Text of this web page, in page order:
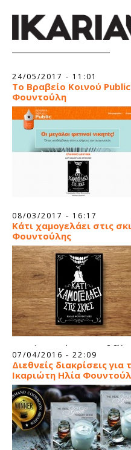
24/05/2017 - 11:01
Το Βραβείο Κοινού
Φουντούλη
08/03/2017 - 16:17
Kάτι χαμογελάει στις
Φουντούλης
comedy γι’ αυτό και για το
κωμικών ενώ την εκδήλωση θα
συγγραφέας διαβεβαιώνει το
καθώς το κοινό δε θα μείνει με
07/04/2016 - 22:09
Διεθνείς διακρίσεις
Ικαριώτη Ηλία